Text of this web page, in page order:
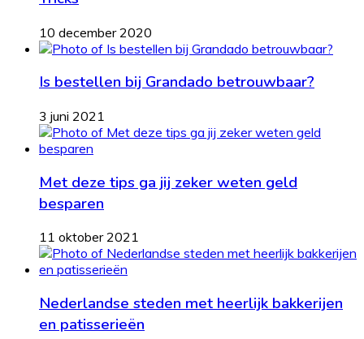
10 december 2020
Is bestellen bij Grandado betrouwbaar?
3 juni 2021
Met deze tips ga jij zeker weten geld
besparen
11 oktober 2021
Nederlandse steden met heerlijk bakkerijen
en patisserieën